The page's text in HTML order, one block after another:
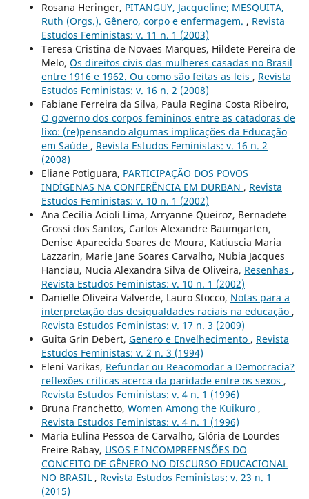
Rosana Heringer, PITANGUY, Jacqueline; MESQUITA,
Ruth (Orgs.). Gênero, corpo e enfermagem. , Revista
Estudos Feministas: v. 11 n. 1 (2003)
Teresa Cristina de Novaes Marques, Hildete Pereira de
Melo, Os direitos civis das mulheres casadas no Brasil
entre 1916 e 1962. Ou como são feitas as leis , Revista
Estudos Feministas: v. 16 n. 2 (2008)
Fabiane Ferreira da Silva, Paula Regina Costa Ribeiro,
O governo dos corpos femininos entre as catadoras de
lixo: (re)pensando algumas implicações da Educação
em Saúde , Revista Estudos Feministas: v. 16 n. 2
(2008)
Eliane Potiguara, PARTICIPAÇÃO DOS POVOS
INDÍGENAS NA CONFERÊNCIA EM DURBAN , Revista
Estudos Feministas: v. 10 n. 1 (2002)
Ana Cecília Acioli Lima, Arryanne Queiroz, Bernadete
Grossi dos Santos, Carlos Alexandre Baumgarten,
Denise Aparecida Soares de Moura, Katiuscia Maria
Lazzarin, Marie Jane Soares Carvalho, Nubia Jacques
Hanciau, Nucia Alexandra Silva de Oliveira, Resenhas ,
Revista Estudos Feministas: v. 10 n. 1 (2002)
Danielle Oliveira Valverde, Lauro Stocco, Notas para a
interpretação das desigualdades raciais na educação ,
Revista Estudos Feministas: v. 17 n. 3 (2009)
Guita Grin Debert, Genero e Envelhecimento , Revista
Estudos Feministas: v. 2 n. 3 (1994)
Eleni Varikas, Refundar ou Reacomodar a Democracia?
reflexões criticas acerca da paridade entre os sexos ,
Revista Estudos Feministas: v. 4 n. 1 (1996)
Bruna Franchetto, Women Among the Kuikuro ,
Revista Estudos Feministas: v. 4 n. 1 (1996)
Maria Eulina Pessoa de Carvalho, Glória de Lourdes
Freire Rabay, USOS E INCOMPREENSÕES DO
CONCEITO DE GÊNERO NO DISCURSO EDUCACIONAL
NO BRASIL , Revista Estudos Feministas: v. 23 n. 1
(2015)